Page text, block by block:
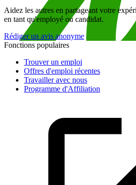
Aidez les autres en partageant votre
en tant qu'employé ou candidat.
Rédiger un avis anonyme
Fonctions populaires
Trouver un emploi
Offres d'emploi récentes
Travailler avec nous
Programme d'Affiliation